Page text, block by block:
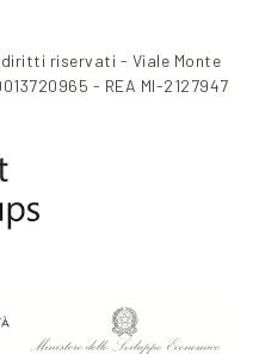
diritti riservati - Viale Monte
- REA MI-2127947